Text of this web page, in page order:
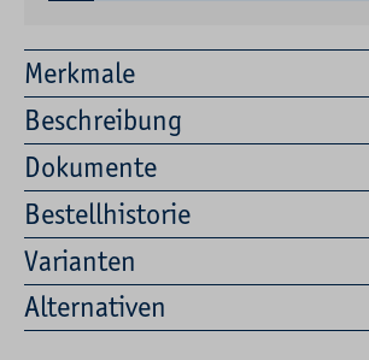
Merkmale
Beschreibung
Dokumente
Bestellhistorie
Varianten
Alternativen